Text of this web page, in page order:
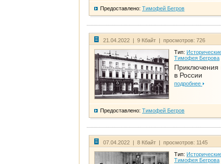
Предоставлено: Тимофей Бегров
21.04.2022 | 9 Кбайт | просмотров: 726
Тип:
Тимофея Бегрова
Приключения
в России
подробнее
Предоставлено: Тимофей Бегров
07.04.2022 | 8 Кбайт | просмотров: 1145
Тип:
Тимофея Бегрова